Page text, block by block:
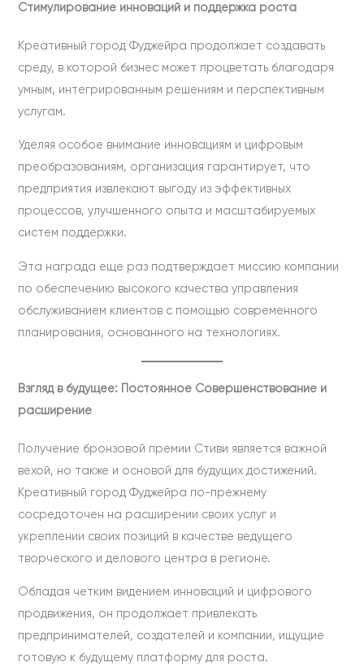
Стимулирование инноваций и поддержка роста
Креативный город Фуджейра продолжает создавать
среду, в которой бизнес может процветать благодаря
умным, интегрированным решениям и перспективным
услугам.
Уделяя особое внимание инновациям и цифровым
преобразованиям, организация гарантирует, что
предприятия извлекают выгоду из эффективных
процессов, улучшенного опыта и масштабируемых
систем поддержки.
Эта награда еще раз подтверждает миссию компании
по обеспечению высокого качества управления
обслуживанием клиентов с помощью современного
планирования, основанного на технологиях.
Взгляд в будущее: Постоянное Совершенствование и
расширение
Получение бронзовой премии Стиви является важной
вехой, но также и основой для будущих достижений.
Креативный город Фуджейра по-прежнему
сосредоточен на расширении своих услуг и
укреплении своих позиций в качестве ведущего
творческого и делового центра в регионе.
Обладая четким видением инноваций и цифрового
продвижения, он продолжает привлекать
предпринимателей, создателей и компании, ищущие
готовую к будущему платформу для роста.